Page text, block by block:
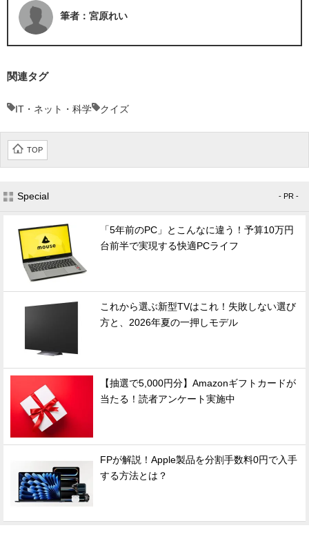
筆者：宮原れい
関連タグ
IT・ネット・科学 クイズ
TOP
Special - PR -
「5年前のPC」とこんなに違う！予算10万円
台前半で実現する快適PCライフ
これから選ぶ新型TVはこれ！失敗しない選び
方と、2026年夏の一押しモデル
【抽選で5,000円分】Amazonギフトカードが
当たる！読者アンケート実施中
FPが解説！Apple製品を分割手数料0円で入手
する方法とは？